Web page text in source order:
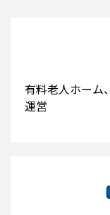
有料老人ホーム
運営